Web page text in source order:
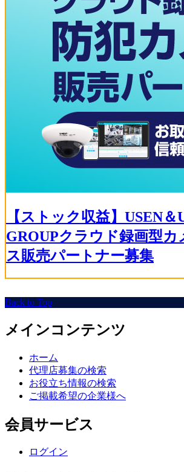
【ストック収益】USEN＆
GROUPクラウド録画型カ
ス販売パートナー募集
Back to Top
メインコンテンツ
ホーム
代理店募集の検索
お役立ち情報の検索
ご掲載希望の企業様へ
会員サービス
ログイン